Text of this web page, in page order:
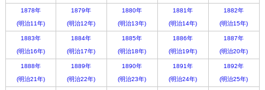
1878年
(明治11年)
1879年
(明治12年)
1880年
(明治13年)
1881年
(明治14年)
1882年
(明治15年)
1883年
(明治16年)
1884年
(明治17年)
1885年
(明治18年)
1886年
(明治19年)
1887年
(明治20年)
1888年
(明治21年)
1889年
(明治22年)
1890年
(明治23年)
1891年
(明治24年)
1892年
(明治25年)